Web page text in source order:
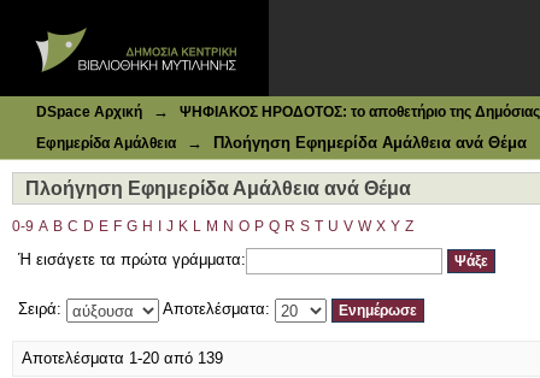
DSpace Αρχική →
ΨΗΦΙΑΚΟΣ ΗΡΟΔΟΤΟΣ: το αποθετήριο της Δημόσιας
Εφημερίδα Αμάλθεια
→ Πλοήγηση Εφημερίδα Αμάλθεια ανά Θέμα
Πλοήγηση Εφημερίδα Αμάλθεια ανά Θέμα
0-9 A B C D E F G H J K L M N O P Q R S T U V W X Y Z
Ή εισάγετε τα πρώτα γράμματα:
Σειρά: Αποτελέσματα:
Αποτελέσματα 1-20 από 139